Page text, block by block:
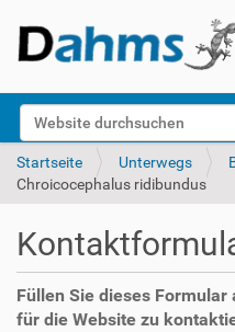
Website durchsuchen
k
Startseite Unterwegs
Chroicocephalus ridibundus
Füllen Sie dieses
für die Website zu